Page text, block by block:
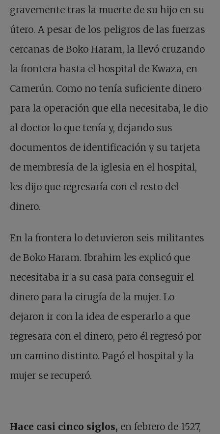
gravemente tras la muerte de su hijo en su
útero. A pesar de los peligros de las fuerzas
cercanas de Boko Haram, la llevó cruzando
la frontera hasta el hospital de Kwaza, en
Camerún. Como no tenía suficiente dinero
para la operación que ella necesitaba, le dio
al doctor lo que tenía y, dejando sus
documentos de identificación y su tarjeta
de membresía de la iglesia en el hospital,
les dijo que regresaría con el resto del
dinero.
En la frontera lo detuvieron seis militantes
de Boko Haram. Ibrahim les explicó que
necesitaba ir a su casa para conseguir el
dinero para la cirugía de la mujer. Lo
dejaron ir con la idea de esperarlo a que
regresara con el dinero, pero él regresó por
un camino distinto. Pagó el hospital y la
mujer se recuperó.
Hace casi cinco siglos, en febrero de 1527,